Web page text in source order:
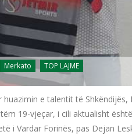
Merkato TOP LAJME
huazimin e talentit të
19-vjeçar, i cili aktualisht
i Vardar Forinës, pas Dejan